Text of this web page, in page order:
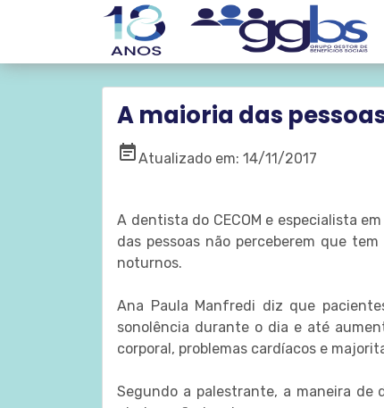
A maioria das
event_noteAtualizado em: 14/11/2017
A dentista do CECOM e especialista
das pessoas não perceberem que
noturnos.
Ana Paula Manfredi diz que
sonolência durante o dia e até
corporal, problemas cardíacos e
Segundo a palestrante, a maneira de